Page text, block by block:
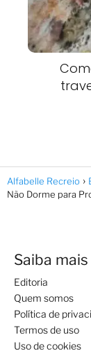
Alfabelle Recreio
Não Dorme para
Saiba mais
Editoria
Quem somos
Política de
Termos de uso
Uso de cookies